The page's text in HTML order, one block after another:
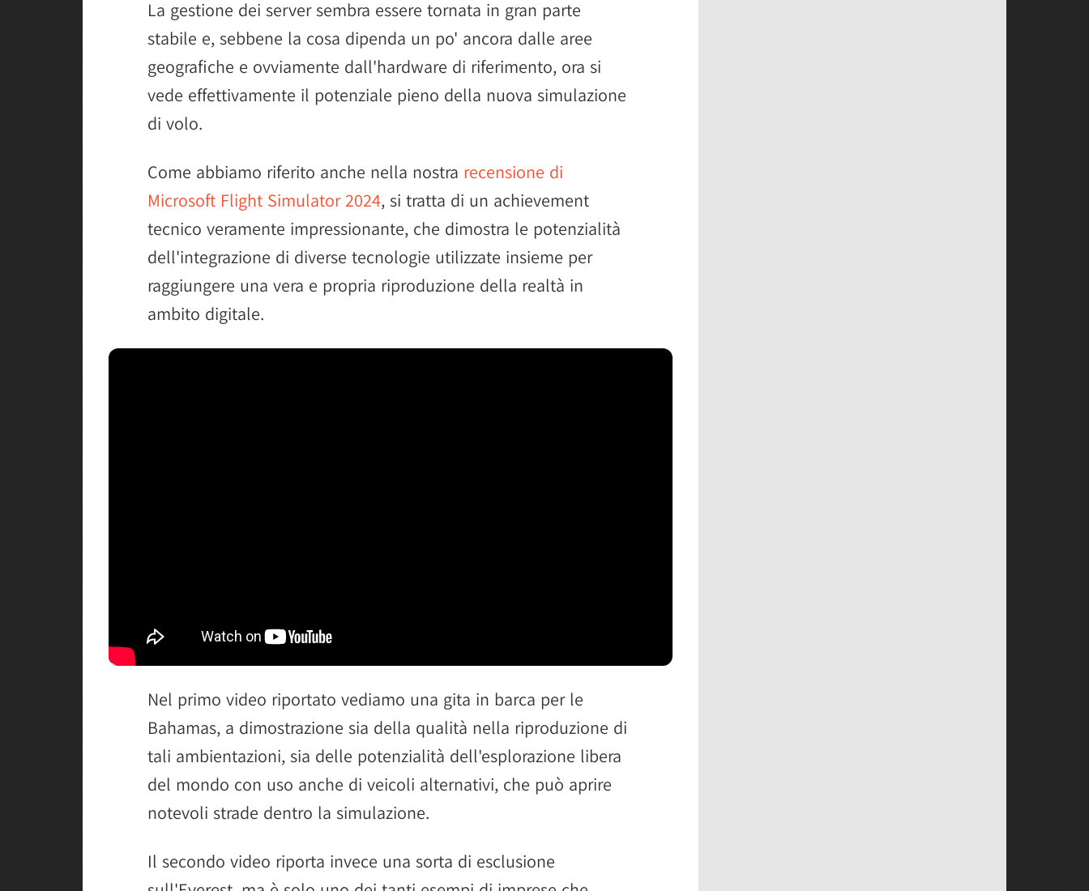
La gestione dei server sembra essere tornata in gran parte
stabile e, sebbene la cosa dipenda un po' ancora dalle aree
geografiche e ovviamente dall'hardware di riferimento, ora si
vede effettivamente il potenziale pieno della nuova simulazione
di volo.
Come abbiamo riferito anche nella nostra recensione di
Microsoft Flight Simulator 2024, si tratta di un achievement
tecnico veramente impressionante, che dimostra le potenzialità
dell'integrazione di diverse tecnologie utilizzate insieme per
raggiungere una vera e propria riproduzione della realtà in
ambito digitale.
Nel primo video riportato vediamo una gita in barca per le
Bahamas, a dimostrazione sia della qualità nella riproduzione di
tali ambientazioni, sia delle potenzialità dell'esplorazione libera
del mondo con uso anche di veicoli alternativi, che può aprire
notevoli strade dentro la simulazione.
Il secondo video riporta invece una sorta di esclusione